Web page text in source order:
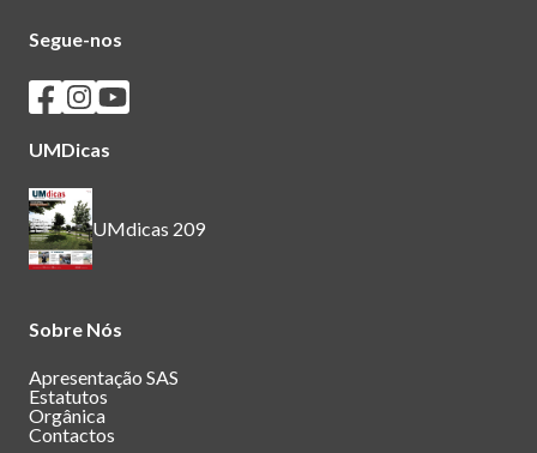
Segue-nos
Seguir os SASUM no Facebook
Seguir os SASUM no Instagram
Seguir os SASUM no Youtube
UMDicas
UMdicas 209
Sobre Nós
Apresentação SAS
Estatutos
Orgânica
Contactos